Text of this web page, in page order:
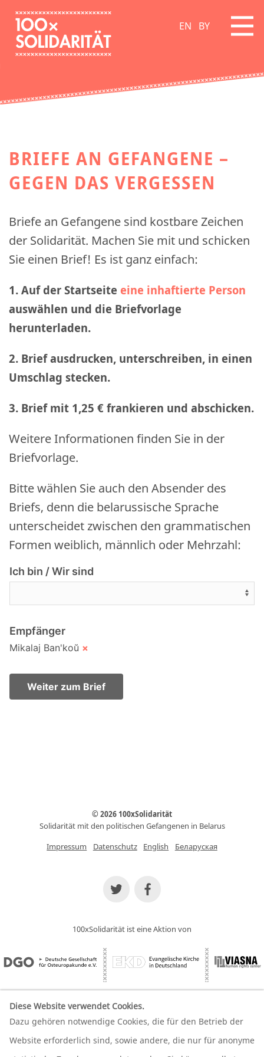
EN BY
BRIEFE AN GEFANGENE –
GEGEN DAS VERGESSEN
Briefe an Gefangene sind kostbare Zeichen
der Solidarität. Machen Sie mit und schicken
Sie einen Brief! Es ist ganz einfach:
1. Auf der Startseite eine inhaftierte Person
auswählen und die Briefvorlage
herunterladen.
2. Brief ausdrucken, unterschreiben, in einen
Umschlag stecken.
3. Brief mit 1,25 € frankieren und abschicken.
Weitere Informationen finden Sie in der
Briefvorlage.
Bitte wählen Sie auch den Absender des
Briefs, denn die belarussische Sprache
unterscheidet zwischen den grammatischen
Formen weiblich, männlich oder Mehrzahl:
Ich bin / Wir sind
Empfänger
Mikalaj Ban'koŭ ×
Weiter zum Brief
© 2026 100xSolidarität
Solidarität mit den politischen Gefangenen in Belarus
Impressum
Datenschutz English Беларуская
100xSolidarität ist eine Aktion von
Diese Website verwendet Cookies.
Dazu gehören notwendige Cookies, die für den Betrieb der
Website erforderlich sind, sowie andere, die nur für anonyme